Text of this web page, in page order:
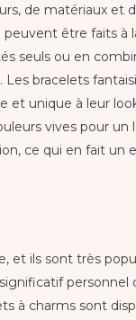
de matériaux et
être faits à
seuls ou en
bracelets
et unique à leur
vives pour un
ce qui en fait un
et ils sont très
personnel
à charms sont